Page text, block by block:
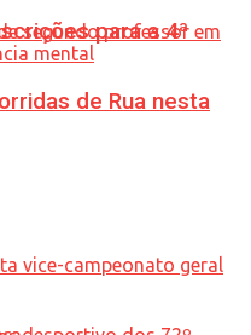
para a 4ª
de Rua nesta